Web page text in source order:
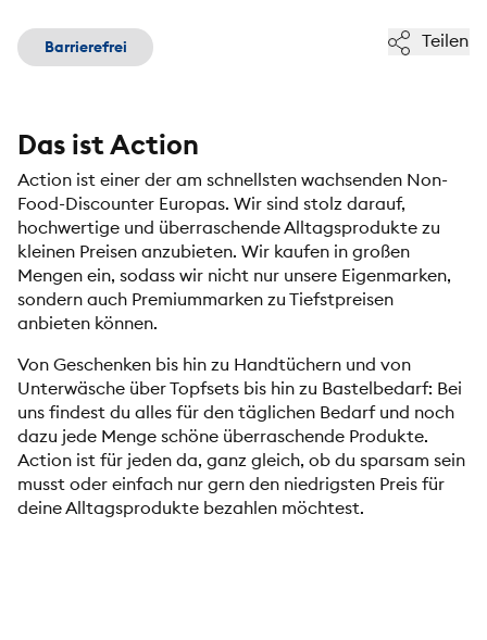
Barrierefrei Teilen
Das ist Action
Action ist einer der am schnellsten wachsenden Non⁠-
Food⁠-Discounter Europas⁠. Wir sind stolz darauf,
hochwertige und überraschende Alltagsprodukte zu
kleinen Preisen anzubieten⁠. Wir kaufen in großen
Mengen ein, sodass wir nicht nur unsere Eigenmarken,
sondern auch Premiummarken zu Tiefstpreisen
anbieten können⁠.
Von Geschenken bis hin zu Handtüchern und von
Unterwäsche über Topfsets bis hin zu Bastelbedarf: Bei
uns findest du alles für den täglichen Bedarf und noch
dazu jede Menge schöne überraschende Produkte⁠.
Action ist für jeden da, ganz gleich, ob du sparsam sein
musst oder einfach nur gern den niedrigsten Preis für
deine Alltagsprodukte bezahlen möchtest⁠.